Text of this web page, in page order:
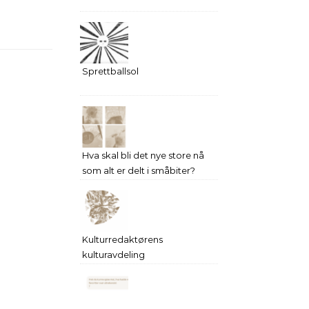
Sprettballsol
Hva skal bli det nye store nå
som alt er delt i småbiter?
Kulturredaktørens
kulturavdeling